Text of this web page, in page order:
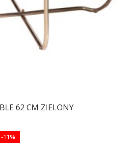
62 CM ZIELONY
-11%